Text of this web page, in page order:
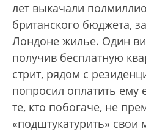
лет выкачали
британского бюджета,
Лондоне жилье. Один
получив бесплатную
стрит, рядом с
попросил оплатить
те, кто побогаче, не
«подштукатурить»